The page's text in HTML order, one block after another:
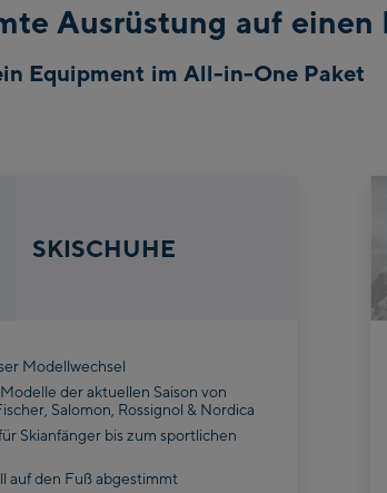
Ausrüstung auf einen
Equipment im All-in-One Paket
SKISCHUHE
Modellwechsel
der aktuellen Saison von
Salomon, Rossignol & Nordica
Skianfänger bis zum sportlichen
auf den Fuß abgestimmt